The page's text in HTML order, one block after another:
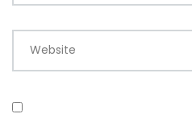
Website